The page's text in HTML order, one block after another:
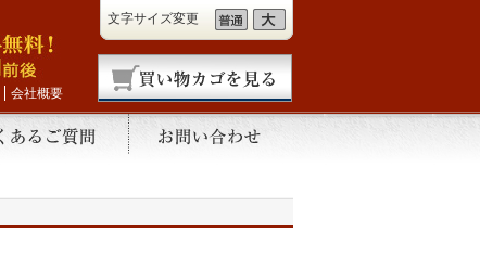
会社概要
文字サイズ変更